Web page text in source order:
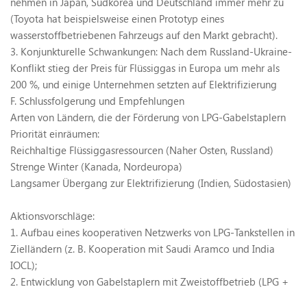
(Toyota hat beispielsweise einen Prototyp eines
wasserstoffbetriebenen Fahrzeugs auf den Markt gebracht).
3. Konjunkturelle Schwankungen: Nach dem Russland-Ukraine-
Konflikt stieg der Preis für Flüssiggas in Europa um mehr als
200 %, und einige Unternehmen setzten auf Elektrifizierung
F. Schlussfolgerung und Empfehlungen
Arten von Ländern, die der Förderung von LPG-Gabelstaplern
Priorität einräumen:
Reichhaltige Flüssiggasressourcen (Naher Osten, Russland)
Strenge Winter (Kanada, Nordeuropa)
Langsamer Übergang zur Elektrifizierung (Indien, Südostasien)
Aktionsvorschläge:
1. Aufbau eines kooperativen Netzwerks von LPG-Tankstellen in
Zielländern (z. B. Kooperation mit Saudi Aramco und India
IOCL);
2. Entwicklung von Gabelstaplern mit Zweistoffbetrieb (LPG +